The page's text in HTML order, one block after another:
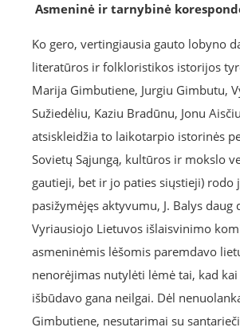
Asmeninė ir tarnybinė
Ko gero, vertingiausia gauto lobyno
literatūros ir folkloristikos istorijos
Marija Gimbutiene, Jurgiu Gimbutu,
Sužiedėliu, Kaziu Bradūnu, Jonu
atsiskleidžia to laikotarpio istorinės
Sovietų Sąjungą, kultūros ir mokslo
gautieji, bet ir jo paties siųstieji)
pasižymėjęs aktyvumu, J. Balys
Vyriausiojo Lietuvos išlaisvinimo
asmeninėmis lėšomis paremdavo
nenorėjimas nutylėti lėmė tai, kad
išbūdavo gana neilgai. Dėl
Gimbutiene, nesutarimai su